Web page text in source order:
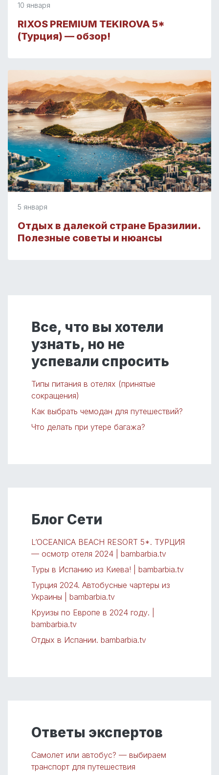
10 января
RIXOS PREMIUM TEKIROVA 5*
(Турция) — обзор!
5 января
Отдых в далекой стране Бразилии.
Полезные советы и нюансы
Все, что вы хотели
узнать, но не
успевали спросить
Типы питания в отелях (принятые
сокращения)
Как выбрать чемодан для путешествий?
Что делать при утере багажа?
Блог Сети
L’OCEANICA BEACH RESORT 5*. ТУРЦИЯ
— осмотр отеля 2024 | bambarbia.tv
Туры в Испанию из Киева! | bambarbia.tv
Турция 2024. Автобусные чартеры из
Украины | bambarbia.tv
Круизы по Европе в 2024 году. |
bambarbia.tv
Отдых в Испании. bambarbia.tv
Ответы экспертов
Самолет или автобус? — выбираем
транспорт для путешествия